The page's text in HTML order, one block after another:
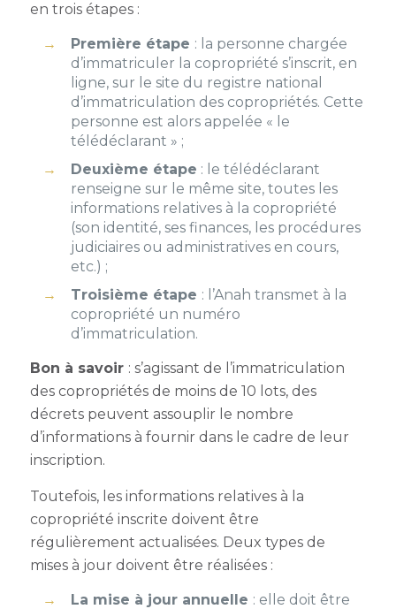
en trois étapes :
Première étape : la personne chargée
d’immatriculer la copropriété s’inscrit, en
ligne, sur le site du registre national
d’immatriculation des copropriétés. Cette
personne est alors appelée « le
télédéclarant » ;
Deuxième étape : le télédéclarant
renseigne sur le même site, toutes les
informations relatives à la copropriété
(son identité, ses finances, les procédures
judiciaires ou administratives en cours,
etc.) ;
Troisième étape : l’Anah transmet à la
copropriété un numéro
d’immatriculation.
Bon à savoir : s’agissant de l’immatriculation
des copropriétés de moins de 10 lots, des
décrets peuvent assouplir le nombre
d’informations à fournir dans le cadre de leur
inscription.
Toutefois, les informations relatives à la
copropriété inscrite doivent être
régulièrement actualisées. Deux types de
mises à jour doivent être réalisées :
La mise à jour annuelle : elle doit être